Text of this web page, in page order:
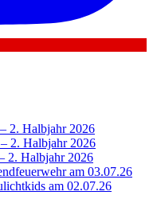
2. Halbjahr 2026
2. Halbjahr 2026
2. Halbjahr 2026
am 03.07.26
am 02.07.26